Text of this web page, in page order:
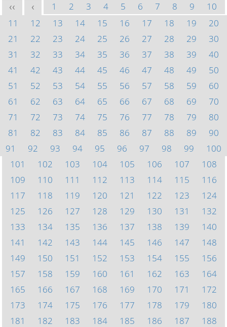
<< < 1 2 3 4 5 6 7 8 9
10
11
12 13 14 15 16 17 18 19
20
21
22 23 24 25 26 27 28 29
30
31
32 33 34 35 36 37 38 39
40
41
42 43 44 45 46 47 48 49
50
51
52 53 54 55 56 57 58 59
60
61
62 63 64 65 66 67 68 69
70
71
72 73 74 75 76 77 78 79
80
81
82 83 84 85 86 87 88 89
90
91
92 93 94 95 96 97 98 99
100
101
102 103 104 105 106 107
108
109
110 111 112 113 114 115
116
117
118 119 120 121 122 123
124
125
126 127 128 129 130 131
132
133
134 135 136 137 138 139
140
141
142 143 144 145 146 147
148
149
150 151 152 153 154 155
156
157
158 159 160 161 162 163
164
165
166 167 168 169 170 171
172
173
174 175 176 177 178 179
180
181
182 183 184 185 186 187
188